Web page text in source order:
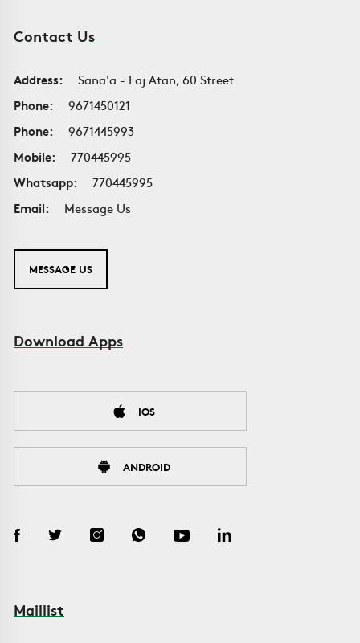
Contact Us
Address:
Sana'a - Faj Atan, 60 Street
Phone:
9671450121
Phone:
9671445993
Mobile:
770445995
Whatsapp:
770445995
Email:
Message Us
MESSAGE US
Download Apps
IOS
ANDROID
Maillist